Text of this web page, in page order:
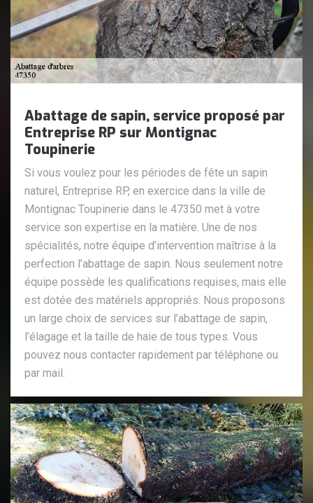
Abattage de sapin, service proposé par
Entreprise RP sur Montignac
Toupinerie
Si vous voulez pour les périodes de fête un sapin
naturel, Entreprise RP, en exercice dans la ville de
Montignac Toupinerie dans le 47350 met à votre
service son expertise en la matière. Une de nos
spécialités, notre équipe d’intervention maîtrise à la
perfection l’abattage de sapin. Nous seulement notre
équipe possède les qualifications requises, mais elle
est dotée des matériels appropriés. Nous proposons
un large choix de services sur l’abattage de sapin,
l’élagage et la taille de haie de tous types. Vous
pouvez nous contacter rapidement par téléphone ou
par mail.